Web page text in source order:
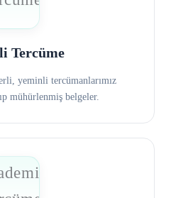
Tercüme
yeminli tercümanlarımız
mühürlenmiş belgeler.